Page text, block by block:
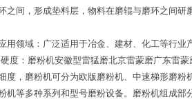
间，形成垫料层，物料在磨辊与磨环之间研
领域：广泛适用于冶金、建材、化工等行业
度：磨粉机安徽型雷猛磨北京雷蒙磨广东雷蒙
，磨粉机可分为欧版磨粉机、中速梯形磨粉
等多种系列和型号磨粉设备。磨粉机组成部